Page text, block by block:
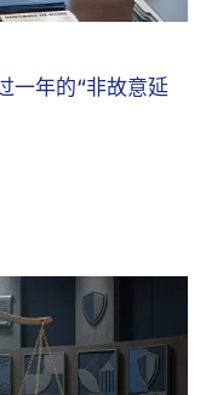
一年的“非故意延